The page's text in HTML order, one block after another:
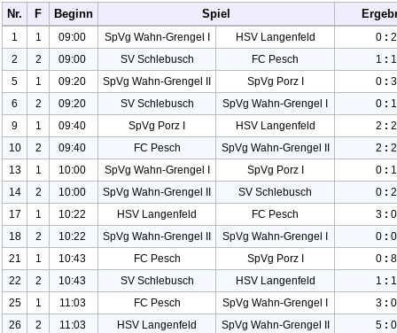
Nr. F Beginn Spiel
1 1 09:00 SpVg Wahn-Grengel I HSV Langenfeld 0 : 2
2
2 09:00 SV Schlebusch FC Pesch 1 : 1
5
1 09:20 SpVg Wahn-Grengel II SpVg Porz I 0 : 3
6
2 09:20 SV Schlebusch SpVg Wahn-Grengel I 0 : 1
9
1 09:40 SpVg Porz I HSV Langenfeld 2 : 2
10
2 09:40 FC Pesch SpVg Wahn-Grengel II 2 : 2
13
1 10:00 SpVg Wahn-Grengel I SpVg Porz I 0 : 1
14
2 10:00 SpVg Wahn-Grengel II SV Schlebusch 0 : 2
17
1 10:22 HSV Langenfeld FC Pesch 3 : 0
18
2 10:22 SpVg Wahn-Grengel II SpVg Wahn-Grengel I 0 : 0
21
1 10:43 FC Pesch SpVg Porz I 0 : 8
22
2 10:43 SV Schlebusch HSV Langenfeld 1 : 1
25
1 11:03 FC Pesch SpVg Wahn-Grengel I 3 : 0
26
2 11:03 HSV Langenfeld SpVg Wahn-Grengel II 5 : 0